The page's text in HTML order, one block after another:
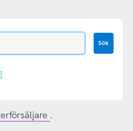
Sök
.